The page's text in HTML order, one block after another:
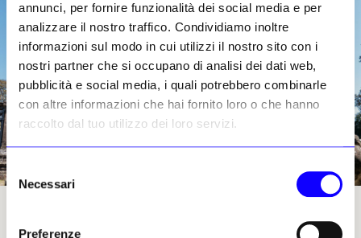
annunci, per fornire funzionalità dei social media e per
analizzare il nostro traffico. Condividiamo inoltre
informazioni sul modo in cui utilizzi il nostro sito con i
nostri partner che si occupano di analisi dei dati web,
pubblicità e social media, i quali potrebbero combinarle
con altre informazioni che hai fornito loro o che hanno
raccolto dal tuo utilizzo dei loro servizi.
Selezione
delNecessari
Preferenze